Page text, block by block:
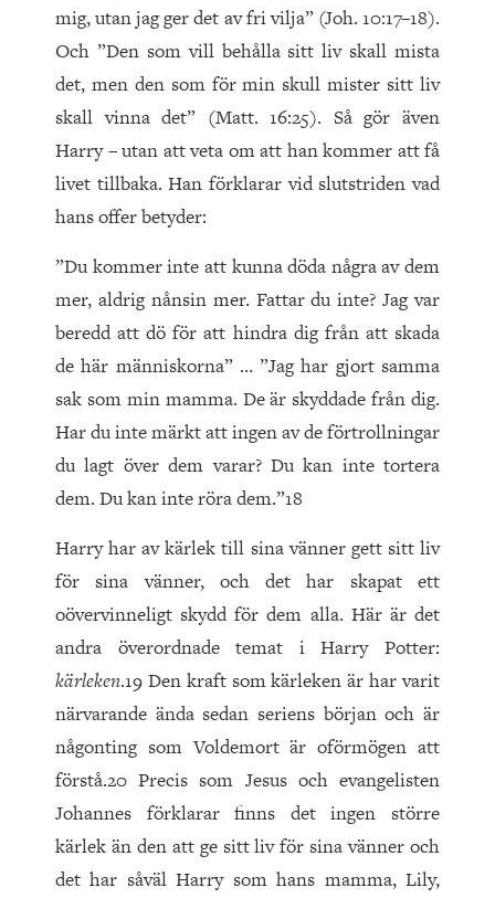
mig, utan jag ger det av fri vilja” (Joh. 10:17–18).
Och ”Den som vill behålla sitt liv skall mista
det, men den som för min skull mister sitt liv
skall vinna det” (Matt. 16:25). Så gör även
Harry – utan att veta om att han kommer att få
livet tillbaka. Han förklarar vid slutstriden vad
hans offer betyder:
”Du kommer inte att kunna döda några av dem
mer, aldrig nånsin mer. Fattar du inte? Jag var
beredd att dö för att hindra dig från att skada
de här människorna” … ”Jag har gjort samma
sak som min mamma. De är skyddade från dig.
Har du inte märkt att ingen av de förtrollningar
du lagt över dem varar? Du kan inte tortera
dem. Du kan inte röra dem.”18
Harry har av kärlek till sina vänner gett sitt liv
för sina vänner, och det har skapat ett
oövervinneligt skydd för dem alla. Här är det
andra överordnade temat i Harry Potter:
kärleken.19 Den kraft som kärleken är har varit
närvarande ända sedan seriens början och är
någonting som Voldemort är oförmögen att
förstå.20 Precis som Jesus och evangelisten
Johannes förklarar finns det ingen större
kärlek än den att ge sitt liv för sina vänner och
det har såväl Harry som hans mamma, Lily,